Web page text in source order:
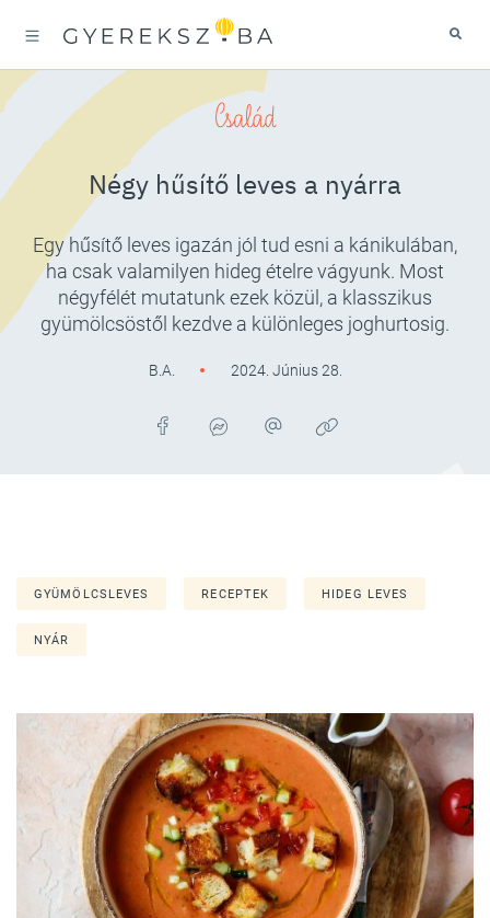
Család
Négy hűsítő leves a nyárra
Egy hűsítő leves igazán jól tud esni a kánikulában,
ha csak valamilyen hideg ételre vágyunk. Most
négyfélét mutatunk ezek közül, a klasszikus
gyümölcsöstől kezdve a különleges joghurtosig.
B.A. 2024. Június 28.
GYÜMÖLCSLEVES RECEPTEK HIDEG LEVES
NYÁR